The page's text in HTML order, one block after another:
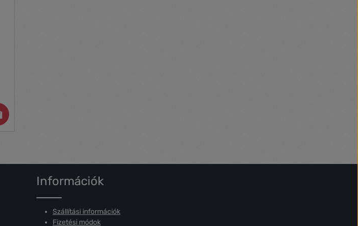
a kívánt mennyiséget, vagy használja a gombokat a
Információk
Szállítási információk
Fizetési módok